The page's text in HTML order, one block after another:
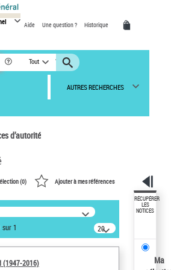
Aide Une question ? Historique
Tout
AUTRES RECHERCHES
d’autorité
dans les
:
2016)
(0) Ajouter à mes références
sur 1
20
résultats/page
(1947-2016)
RÉCUPÉRER
LES
NOTICES
Ma